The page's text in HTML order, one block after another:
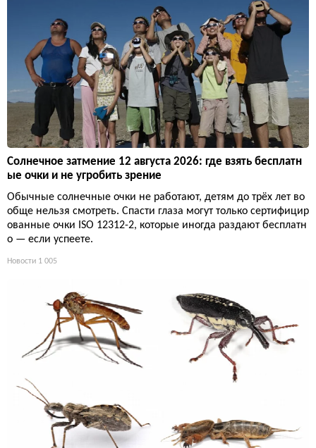
Солнечное затмение 12 августа 2026: где взять бесплатн
ые очки и не угробить зрение
Обычные солнечные очки не работают, детям до трёх лет во
обще нельзя смотреть. Спасти глаза могут только сертифицир
ованные очки ISO 12312-2, которые иногда раздают бесплатн
о — если успеете.
Новости 1 005